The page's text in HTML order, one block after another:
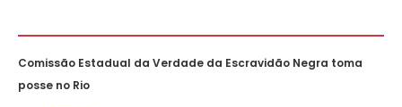
Comissão Estadual da Verdade da Escravidão Negra toma
posse no Rio